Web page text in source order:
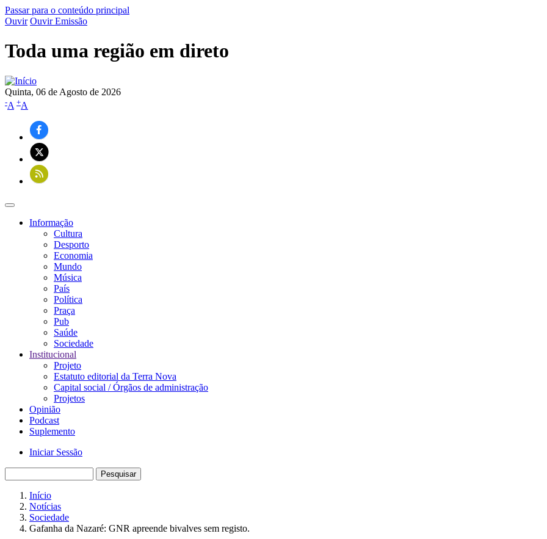
Passar para o conteúdo principal
Ouvir Ouvir Emissão
Toda uma região em direto
Quinta, 06 de Agosto de 2026
-A +A
Navegação
principal
Informação
Cultura
Desporto
Economia
Mundo
Música
País
Política
Praça
Pub
Saúde
Sociedade
Institucional
Projeto
Estatuto editorial da Terra Nova
Capital social / Órgãos de administração
Projetos
Opinião
Podcast
Suplemento
Menu
de
utilizador
Iniciar Sessão
Navegação
estrutural
Início
Notícias
Sociedade
Gafanha da Nazaré: GNR apreende bivalves sem registo.